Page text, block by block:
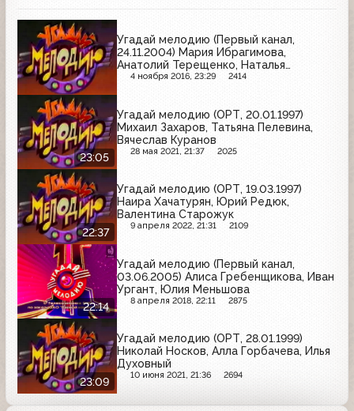
Угадай мелодию (Первый канал,
24.11.2004) Мария Ибрагимова,
Анатолий Терещенко, Наталья
Дмитриева
4 ноября 2016, 23:29 2414
23:05
Угадай мелодию (ОРТ, 20.01.1997)
Михаил Захаров, Татьяна Пелевина,
Вячеслав Куранов
28 мая 2021, 21:37 2025
22:37
Угадай мелодию (ОРТ, 19.03.1997)
Наира Хачатурян, Юрий Редюк,
Валентина Старожук
9 апреля 2022, 21:31 2109
22:14
Угадай мелодию (Первый канал,
03.06.2005) Алиса Гребенщикова, Иван
Ургант, Юлия Меньшова
8 апреля 2018, 22:11 2875
23:09
Угадай мелодию (ОРТ, 28.01.1999)
Николай Носков, Алла Горбачева, Илья
Духовный
10 июня 2021, 21:36 2694